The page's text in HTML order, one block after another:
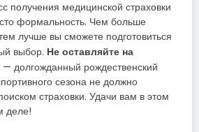
получения медицинской страховки
формальность. Чем больше
лучше вы сможете подготовиться
выбор. Не оставляйте на
— долгожданный рождественский
сезона не должно
страховки. Удачи вам в этом
деле!